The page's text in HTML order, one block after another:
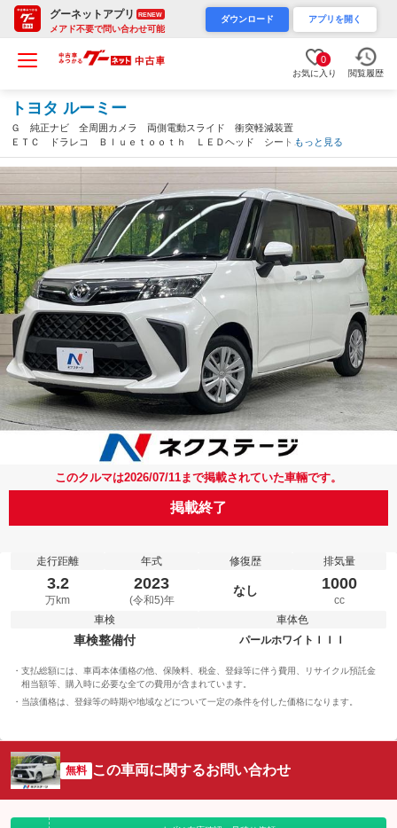
グーネットアプリ RENEW
メアド不要で問い合わせ可能
ダウンロード アプリを開く
0
お気に入り 閲覧履歴
トヨタ ルーミー
Ｇ 純正ナビ 全周囲カメラ 両側電動スライド 衝突軽減装置
ＥＴＣ ドラレコ Ｂｌｕｅｔｏｏｔｈ ＬＥＤヘッド シートヒ
ーター オートエアコン スマートキー プッシュスタート クリ
アランスソナー（愛知県）
もっと見る
このクルマは2026/07/11まで掲載されていた車輛です。
掲載終了
走行距離
3.2
万km
年式
2023
(令和5)年
修復歴
なし
排気量
1000
cc
車検
車検整備付
車体色
パールホワイトＩＩＩ
支払総額には、車両本体価格の他、保険料、税金、登録等に伴う費用、リサイクル預託金
相当額等、購入時に必要な全ての費用が含まれています。
当該価格は、登録等の時期や地域などについて一定の条件を付した価格になります。
無料 この車両に関するお問い合わせ